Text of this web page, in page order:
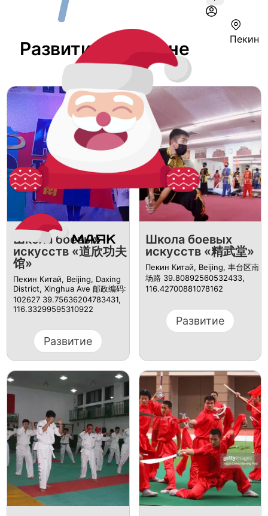
Пекин
Развитие В Пекине
Школа боевых
искусств «道欣功夫
馆»
Пекин Китай, Beijing, Daxing
District, Xinghua Ave 邮政编码:
102627 39.75636204783431,
116.33299595310922
Развитие
Школа боевых
искусств «精武堂»
Пекин Китай, Beijing, 丰台区南
场路 39.80892560532433,
116.42700881078162
Развитие